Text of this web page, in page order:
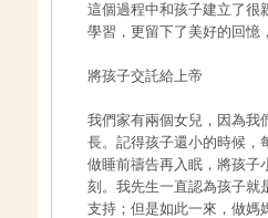
這個過程中和孩子建立了很
學習，更留下了美好的回憶
將孩子交託給上帝
我們家有兩個女兒，因為我
長。記得孩子還小的時候，
做睡前禱告再入眠，將孩子
刻。我先生一直認為孩子就
支持；但是如此一來，做媽